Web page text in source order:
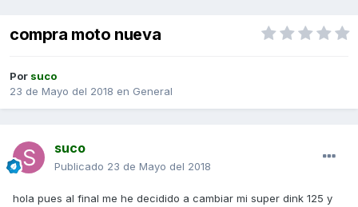
compra moto nueva
Por suco
23 de Mayo del 2018 en General
suco
Publicado 23 de Mayo del 2018
hola pues al final me he decidido a cambiar mi super dink 125 y